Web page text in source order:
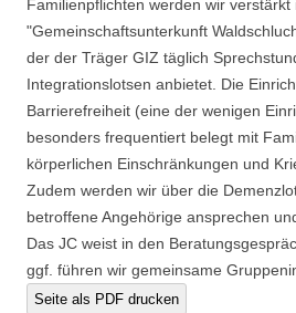
Familienpflichten werden wir verstärkt
"Gemeinschaftsunterkunft
der der Träger GIZ täglich
Integrationslotsen anbietet. Die
Barrierefreiheit (eine der wenigen
besonders frequentiert belegt mit
körperlichen Einschränkungen und
Zudem werden wir über die
betroffene Angehörige ansprechen
Das JC weist in den
ggf. führen wir gemeinsame
Seite als PDF drucken